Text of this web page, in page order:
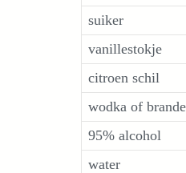
suiker
vanillestokje
citroen schil
wodka of
95% alcohol
water